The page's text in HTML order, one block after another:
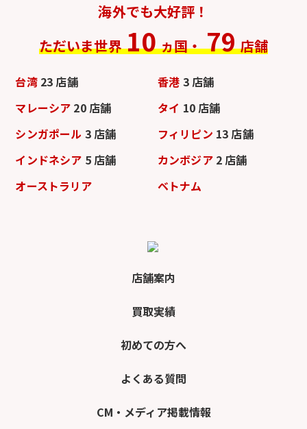
海外でも大好評！
ただいま世界 10 ヵ国・ 79 店舗
台湾 23 店舗 香港 3 店舗
マレーシア 20 店舗 タイ 10 店舗
シンガポール 3 店舗 フィリピン 13 店舗
インドネシア 5 店舗 カンボジア 2 店舗
オーストラリア
ベトナム
店舗案内
買取実績
初めての方へ
よくある質問
CM・メディア掲載情報